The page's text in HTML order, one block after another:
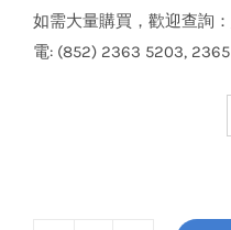
如需大量購買，歡迎查詢：
電: (852) 2363 5203,